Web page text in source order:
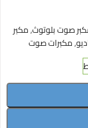
صوت بلوتوث,مكبر
,مكبرات صوت